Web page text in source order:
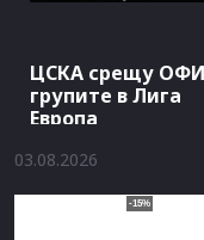
ЦСКА срещу ОФИ
групите в Лига
Европа
03.08.2026